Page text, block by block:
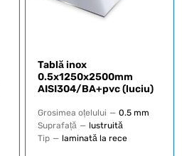
Tablă inox
0.5x1250x2500mm
AISI304/BA+pvc (luciu)
Grosimea oțelului — 0.5 mm
Suprafață — lustruită
Tip — laminată la rece